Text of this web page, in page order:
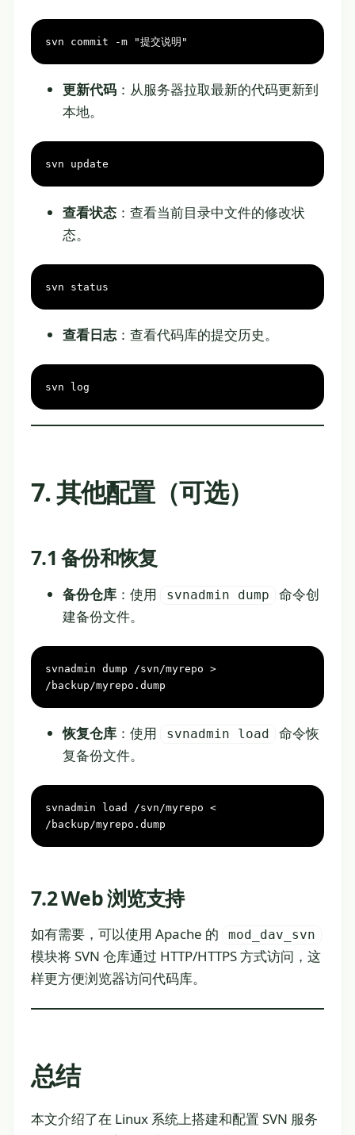
svn commit -m "提交说明"
更新代码 ：从服务器拉取最新的代码更新到
本地。
svn update
查看状态 ：查看当前目录中文件的修改状
态。
svn status
查看日志：查看代码库的提交历史。
svn log
7. 其他配置（可选）
7.1 备份和恢复
备份仓库 ：使用 svnadmin dump
命令创
建备份文件。
svnadmin dump /svn/myrepo >
/backup/myrepo.dump
恢复仓库 ：使用 svnadmin load
命令恢
复备份文件。
svnadmin load /svn/myrepo <
/backup/myrepo.dump
7.2 Web 浏览支持
如有需要，可以使用 Apache 的 mod_dav_svn
模块将 SVN 仓库通过 HTTP/HTTPS 方式访问，这
样更方便浏览器访问代码库。
总结
本文介绍了在 Linux 系统上搭建和配置 SVN 服务